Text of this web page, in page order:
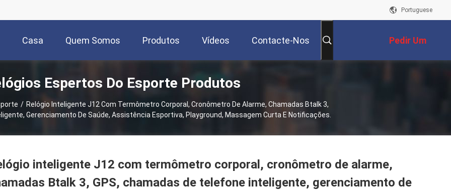
Portuguese
Casa Quem Somos Produtos Vídeos Contacte-Nos Pedir Um
Orçamento
Espertos Do Esporte Produtos
/ Relógio Inteligente J12 Com Termômetro Corporal, Cronômetro De Alarme, Chamadas Btalk 3,
Gerenciamento De Saúde, Assistência Esportiva, Playground, Massagem Curta E Notificações.
inteligente J12 com termômetro corporal, cronômetro de alarme,
Btalk 3, GPS, chamadas de telefone inteligente, gerenciamento de